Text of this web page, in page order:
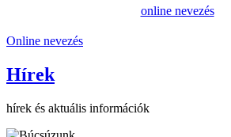
online nevezés
Online nevezés
Hírek
hírek és aktuális információk